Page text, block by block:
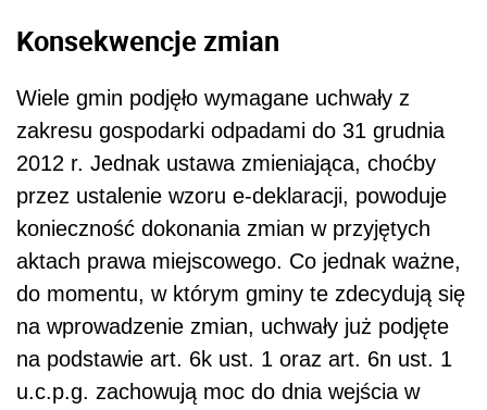
Konsekwencje zmian
Wiele gmin podjęło wymagane uchwały z
zakresu gospodarki odpadami do 31 grudnia
2012 r. Jednak ustawa zmieniająca, choćby
przez ustalenie wzoru e-deklaracji, powoduje
konieczność dokonania zmian w przyjętych
aktach prawa miejscowego. Co jednak ważne,
do momentu, w którym gminy te zdecydują się
na wprowadzenie zmian, uchwały już podjęte
na podstawie art. 6k ust. 1 oraz art. 6n ust. 1
u.c.p.g. zachowują moc do dnia wejścia w